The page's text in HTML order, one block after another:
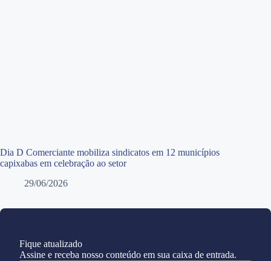
Dia D Comerciante mobiliza sindicatos em 12 municípios
capixabas em celebração ao setor
29/06/2026
Fique atualizado
Assine e receba nosso conteúdo em sua caixa de entrada.